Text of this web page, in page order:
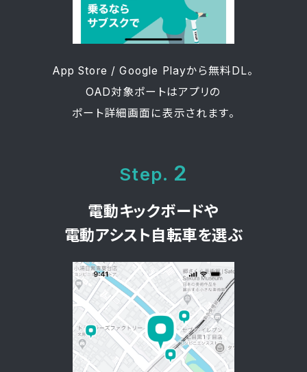
App Store / Google Playから無料DL。
OAD対象ポートはアプリの
ポート詳細画面に表示されます。
Step. 2
電動キックボードや
電動アシスト自転車を選ぶ